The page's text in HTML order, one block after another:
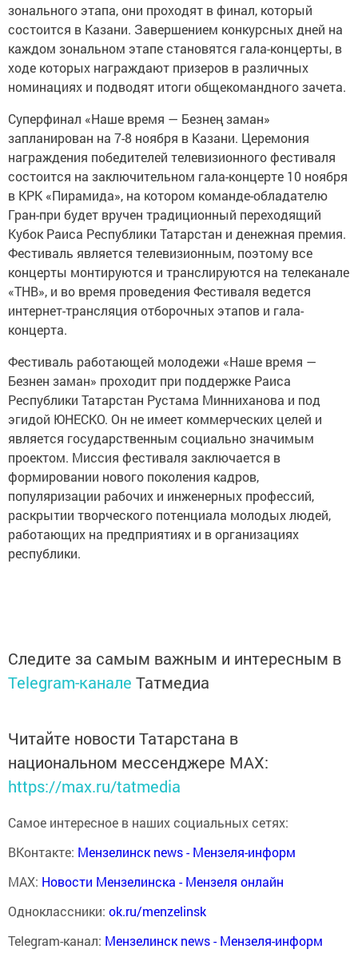
зонального этапа, они проходят в финал, который
состоится в Казани. Завершением конкурсных дней на
каждом зональном этапе становятся гала-концерты, в
ходе которых награждают призеров в различных
номинациях и подводят итоги общекомандного зачета.
Суперфинал «Наше время — Безнең заман»
запланирован на 7-8 ноября в Казани. Церемония
награждения победителей телевизионного фестиваля
состоится на заключительном гала-концерте 10 ноября
в КРК «Пирамида», на котором команде-обладателю
Гран-при будет вручен традиционный переходящий
Кубок Раиса Республики Татарстан и денежная премия.
Фестиваль является телевизионным, поэтому все
концерты монтируются и транслируются на телеканале
«ТНВ», и во время проведения Фестиваля ведется
интернет-трансляция отборочных этапов и гала-
концерта.
Фестиваль работающей молодежи «Наше время —
Безнен заман» проходит при поддержке Раиса
Республики Татарстан Рустама Минниханова и под
эгидой ЮНЕСКО. Он не имеет коммерческих целей и
является государственным социально значимым
проектом. Миссия фестиваля заключается в
формировании нового поколения кадров,
популяризации рабочих и инженерных профессий,
раскрытии творческого потенциала молодых людей,
работающих на предприятиях и в организациях
республики.
Следите за самым важным и интересным в
Telegram-канале Татмедиа
Читайте новости Татарстана в
национальном мессенджере MАХ:
https://max.ru/tatmedia
Самое интересное в наших социальных сетях:
ВКонтакте: Мензелинск news - Мензеля-информ
MAX: Новости Мензелинска - Мензеля онлайн
Одноклассники: ok.ru/menzelinsk
Telegram-канал: Мензелинск news - Мензеля-информ